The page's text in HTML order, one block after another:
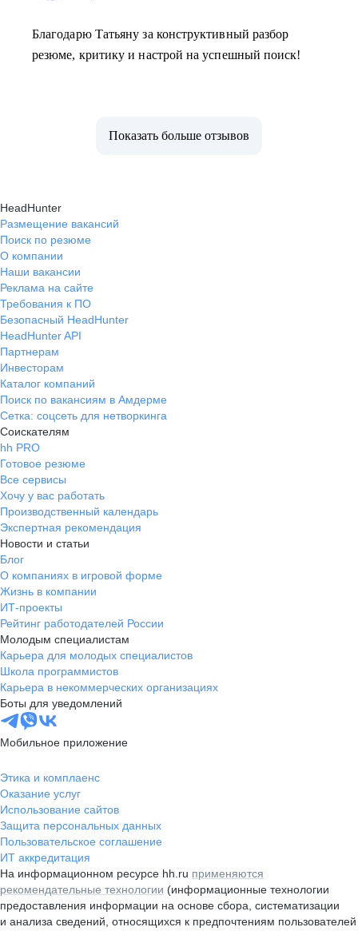
Благодарю Татьяну за конструктивный разбор
резюме, критику и настрой на успешный поиск!
Показать больше отзывов
HeadHunter
Размещение вакансий
Поиск по резюме
О компании
Наши вакансии
Реклама на сайте
Требования к ПО
Безопасный HeadHunter
HeadHunter API
Партнерам
Инвесторам
Каталог компаний
Поиск по вакансиям в Амдерме
Сетка: соцсеть для нетворкинга
Соискателям
hh PRO
Готовое резюме
Все сервисы
Хочу у вас работать
Производственный календарь
Экспертная рекомендация
Новости и статьи
Блог
О компаниях в игровой форме
Жизнь в компании
ИТ-проекты
Рейтинг работодателей России
Молодым специалистам
Карьера для молодых специалистов
Школа программистов
Карьера в некоммерческих организациях
Боты для уведомлений
Мобильное приложение
Этика и комплаенс
Оказание услуг
Использование сайтов
Защита персональных данных
Пользовательское соглашение
ИТ аккредитация
На информационном ресурсе hh.ru применяются
рекомендательные технологии (информационные технологии
предоставления информации на основе сбора, систематизации
и анализа сведений, относящихся к предпочтениям пользователей